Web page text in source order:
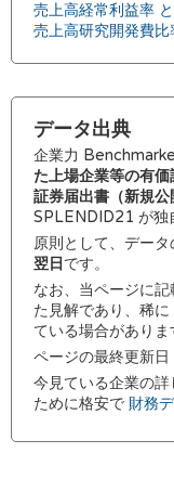
売上高経常利益率
売上高研究開発費比
データ出典
企業力
た上場企業等の有
証券届出書（新規公
SPLENDID21 が独
原則として、データ
翌日 です。
なお、当ページに
た見解であり、稀に
ている場合がありま
ページの最終更新
今見ている企業の
ために格安で 財務